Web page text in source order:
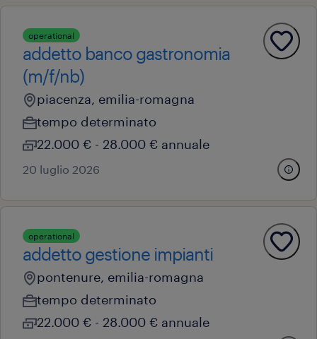
operational
addetto banco gastronomia
(m/f/nb)
piacenza, emilia-romagna
tempo determinato
22.000 € - 28.000 € annuale
20 luglio 2026
operational
addetto gestione impianti
pontenure, emilia-romagna
tempo determinato
22.000 € - 28.000 € annuale